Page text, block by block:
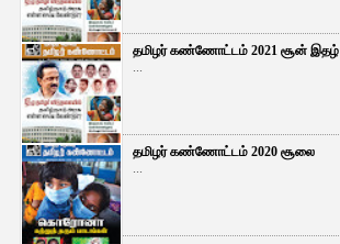
தமிழர் கண்ணோட்டம் 2021 சூன் இதழ்
...
தமிழர் கண்ணோட்டம் 2020 சூலை
...